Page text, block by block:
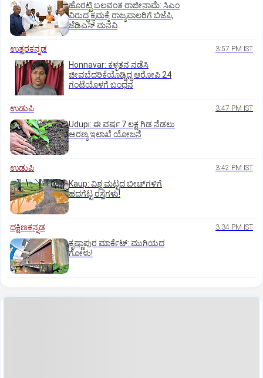
ಹೊರಟ್ಟಿ ಬಲವಂತ ರಾಜೀನಾಮೆ: ಸಿಎಂ
ವಿರುದ್ಧ ಕ್ರಮಕ್ಕೆ ರಾಜ್ಯಪಾಲರಿಗೆ ಬಿಜೆಪಿ,
ಜೆಡಿಎಸ್ ಮನವಿ
ಉತ್ತರಕನ್ನಡ 3:57 PM IST
Honnavar: ಕಳ್ಳತನ ನಡೆಸಿ
ಜೀವಬೆದರಿಕೆಯೊಡ್ಡಿದ್ದ ಆರೋಪಿ 24
ಗಂಟೆಯೊಳಗೆ ಬಂಧನ
ಉಡುಪಿ 3:47 PM IST
Udupi: ಈ ವರ್ಷ 7 ಲಕ್ಷ ಗಿಡ ನೆಡಲು
ಅರಣ್ಯ ಇಲಾಖೆ ಯೋಜನೆ
ಉಡುಪಿ 3:42 PM IST
Kaup: ವಿಶ್ವ ಮಟ್ಟದ ಬೀಚ್‌ಗಳಿಗೆ
ಹದಗೆಟ್ಟ ರಸ್ತೆಗಳು!
ದಕ್ಷಿಣಕನ್ನಡ 3:34 PM IST
ಕೃಷ್ಣಾಪುರ ಮಾರ್ಕೆಟ್‌: ಮುಗಿಯದ
ಗೋಳು!